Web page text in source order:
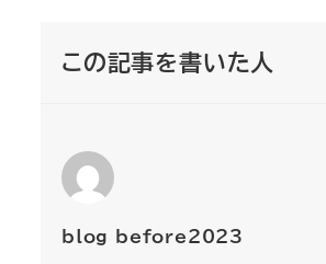
この記事を書いた人
blog_before2023